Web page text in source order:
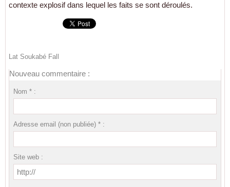
contexte explosif dans lequel les faits se sont déroulés.
Lat Soukabé Fall
Nouveau commentaire :
Nom * :
Adresse email (non publiée) * :
Site web :